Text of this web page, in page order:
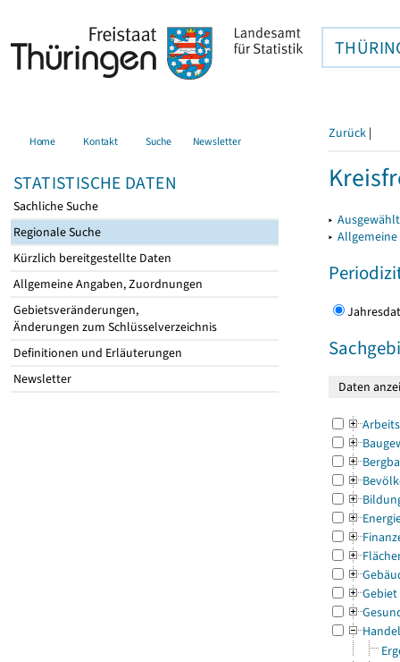
Home Kontakt Suche Newsletter
STATISTISCHE DATEN
Sachliche Suche
Regionale Suche
Kürzlich bereitgestellte Daten
Allgemeine Angaben, Zuordnungen
Gebietsveränderungen,
Änderungen zum Schlüsselverzeichnis
Definitionen und Erläuterungen
Newsletter
Zurück |
▸
▸
Gebiet